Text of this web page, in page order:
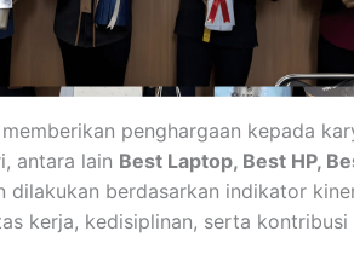
penghargaan kepada
antara lain Best Laptop, Best HP,
dilakukan berdasarkan indikator
kerja, kedisiplinan, serta